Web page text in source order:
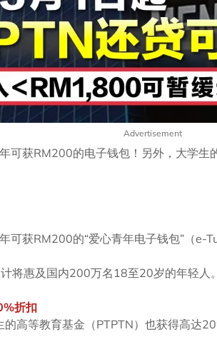
Advertisement
可获RM200的电子钱包！另外，大学生
可获RM200的“爱心青年电子钱包”（e-
将惠及国内200万名18至20岁的年轻人。
折扣
高等教育基金（PTPTN）也获得高达